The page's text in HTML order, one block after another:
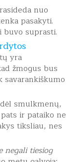
nuo
pasakyti.
buvo suprasti.
yra
žmogus bus
savarankiškumo
smulkmenų,
ir pataiko ne
tiksliau, nes
negali tiesiog